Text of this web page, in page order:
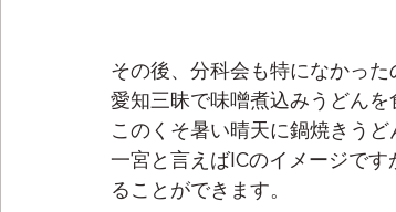
その後、分科会も特になかった
愛知三昧で味噌煮込みうどんを
このくそ暑い晴天に鍋焼きう
一宮と言えばICのイメージで
ることができます。